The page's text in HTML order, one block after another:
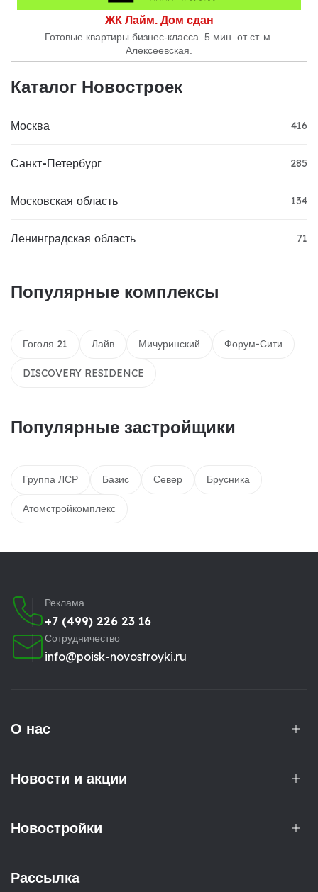
ЖК Лайм. Дом сдан
Готовые квартиры бизнес-класса. 5 мин. от ст. м.
Алексеевская.
Каталог Новостроек
Москва 416
Санкт-Петербург 285
Московская область 134
Ленинградская область 71
Популярные комплексы
Гоголя 21 Лайв Мичуринский Форум-Сити
DISCOVERY RESIDENCE
Популярные застройщики
Группа ЛСР Базис Север Брусника
Атомстройкомплекс
Реклама
+7 (499) 226 23 16
Сотрудничество
info@poisk-novostroyki.ru
О нас
Новости и акции
Новостройки
Рассылка